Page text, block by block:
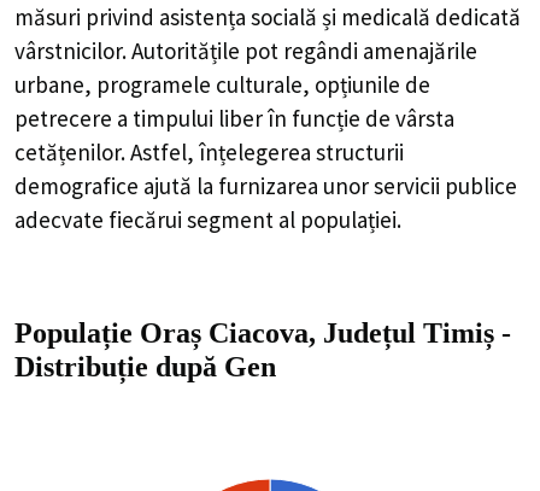
măsuri privind asistența socială și medicală dedicată
vârstnicilor. Autoritățile pot regândi amenajările
urbane, programele culturale, opțiunile de
petrecere a timpului liber în funcție de vârsta
cetățenilor. Astfel, înțelegerea structurii
demografice ajută la furnizarea unor servicii publice
adecvate fiecărui segment al populației.
Populație Oraș Ciacova, Județul Timiș -
Distribuție după Gen